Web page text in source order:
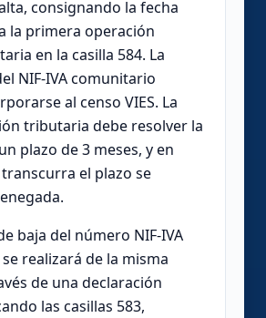
consignando la fecha
la primera operación
en la casilla 584. La
NIF-IVA comunitario
al censo VIES. La
tributaria debe resolver la
plazo de 3 meses, y en
el plazo se
baja del número NIF-IVA
realizará de la misma
de una declaración
las casillas 583,